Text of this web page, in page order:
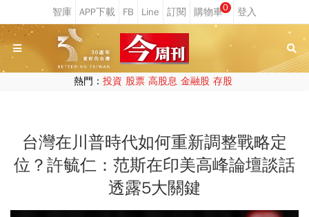
0
熱門： 投資 股票 高股息 金融股 存股
台灣在川普時代如何重新調整戰略定
位？許毓仁：范斯在印美高峰論壇談話
透露5大關鍵